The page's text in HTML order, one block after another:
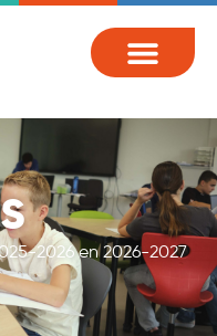
2026 en 2026-2027